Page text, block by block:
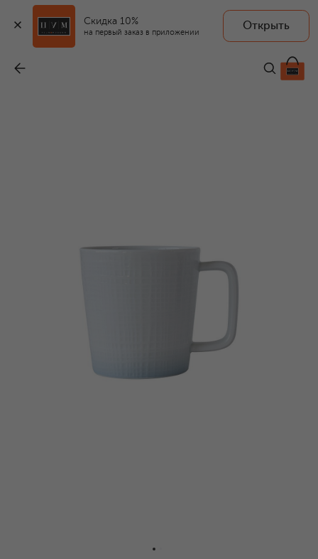
Скидка 10%
на первый заказ в приложении
Открыть
12 450 ₽